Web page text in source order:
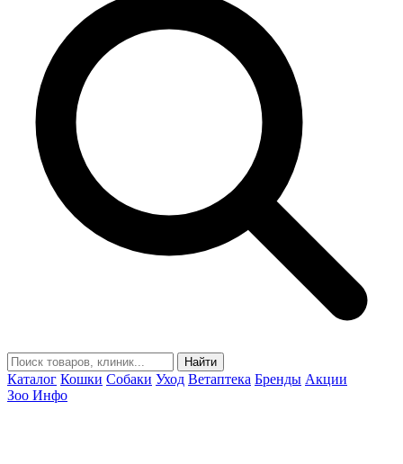
Найти
Каталог Кошки Собаки Уход Ветаптека Бренды Акции
Зоо Инфо